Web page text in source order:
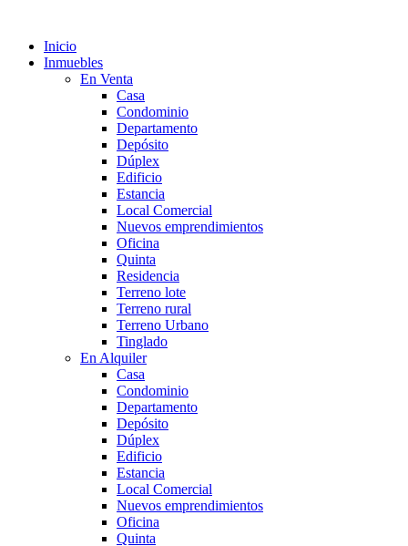
Inicio
Inmuebles
En Venta
Casa
Condominio
Departamento
Depósito
Dúplex
Edificio
Estancia
Local Comercial
Nuevos emprendimientos
Oficina
Quinta
Residencia
Terreno lote
Terreno rural
Terreno Urbano
Tinglado
En Alquiler
Casa
Condominio
Departamento
Depósito
Dúplex
Edificio
Estancia
Local Comercial
Nuevos emprendimientos
Oficina
Quinta